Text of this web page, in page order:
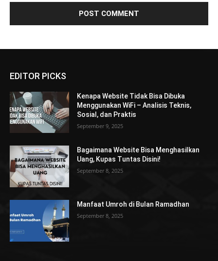
EDITOR PICKS
Kenapa Website Tidak Bisa Dibuka
Menggunakan WiFi – Analisis Teknis,
Sosial, dan Praktis
September 9, 2025
Bagaimana Website Bisa Menghasilkan
Uang, Kupas Tuntas Disini!
September 8, 2025
Manfaat Umroh di Bulan Ramadhan
September 8, 2025